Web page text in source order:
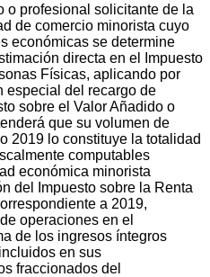
profesional solicitante de la
de comercio minorista cuyo
económicas se determine
directa en el Impuesto
Físicas, aplicando por
especial del recargo de
sobre el Valor Añadido o
que su volumen de
2019 lo constituye la totalidad
computables
económica minorista
del Impuesto sobre la Renta
a 2019,
operaciones en el
de los ingresos íntegros
en sus
fraccionados del